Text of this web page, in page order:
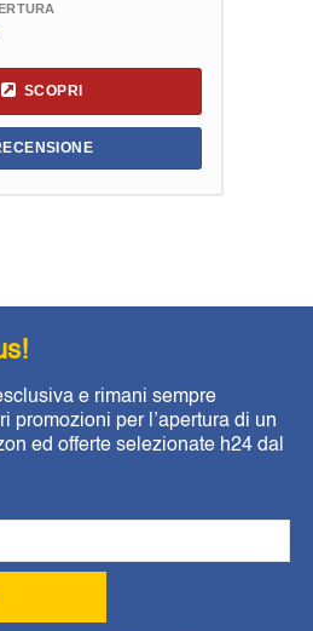
SCOPRI
e rimani sempre
promozioni per l’apertura di un
ed offerte selezionate h24 dal